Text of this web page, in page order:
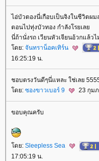
ไอ่บัวตองนี่เกือบเป็นจิงในชีวิตผม
ตอนไปทุ่งบัวทอง กำลังโรยเล
นี่ถ้านั่งรถ เวียนหัวเจียนอ้วกแล้ว
ดย: จันทราน็อคเทิร์น
16:25:19 น.
ชอบตรงวันดีๆนี่แหละ ใช่เลย
ดย: ซองขาวเบอร์ 9 23 กุม
ขอบคุณครับ
ดย: Sleepless Sea
17:05:19 น.